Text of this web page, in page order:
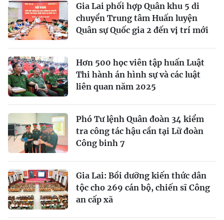
Gia Lai phối hợp Quân khu 5 di
chuyển Trung tâm Huấn luyện
Quân sự Quốc gia 2 đến vị trí mới
Hơn 500 học viên tập huấn Luật
Thi hành án hình sự và các luật
liên quan năm 2025
Phó Tư lệnh Quân đoàn 34 kiểm
tra công tác hậu cần tại Lữ đoàn
Công binh 7
Gia Lai: Bồi dưỡng kiến thức dân
tộc cho 269 cán bộ, chiến sĩ Công
an cấp xã